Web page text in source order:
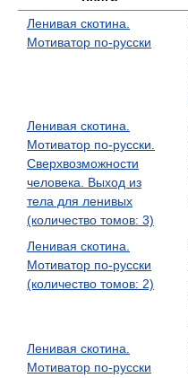
Ленивая скотина.
Мотиватор по-русски
Ленивая скотина.
Мотиватор по-русски.
Сверхвозможности
человека. Выход из
тела для ленивых
(количество томов: 3)
Ленивая скотина.
Мотиватор по-русски
(количество томов: 2)
Ленивая скотина.
Мотиватор по-русски